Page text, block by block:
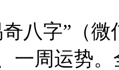
八字”（
一周运势